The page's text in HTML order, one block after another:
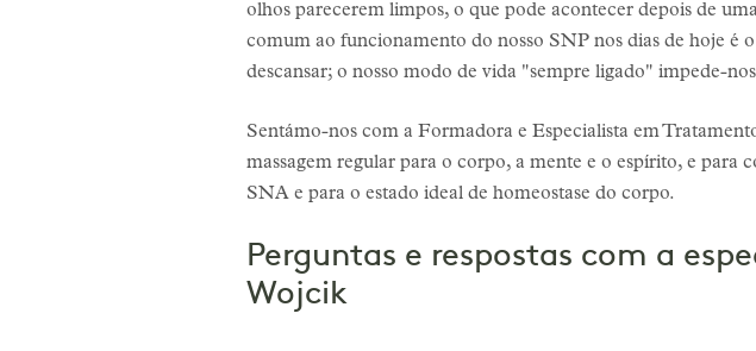
olhos parecerem limpos, o que pode acontecer depois de
comum ao funcionamento do nosso SNP nos dias de hoje é
descansar; o nosso modo de vida "sempre ligado" impede-
Sentámo-nos com a Formadora e Especialista em
massagem regular para o corpo, a mente e o espírito, e
SNA e para o estado ideal de homeostase do corpo.
Perguntas e respostas com a
Wojcik